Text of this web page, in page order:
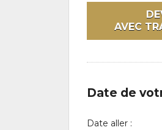
AVEC
Date de
Date aller :